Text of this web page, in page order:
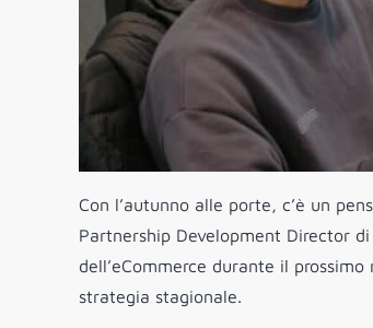
Con l’autunno alle porte, c’è un
Partnership Development Director di
dell’eCommerce durante il
strategia stagionale.